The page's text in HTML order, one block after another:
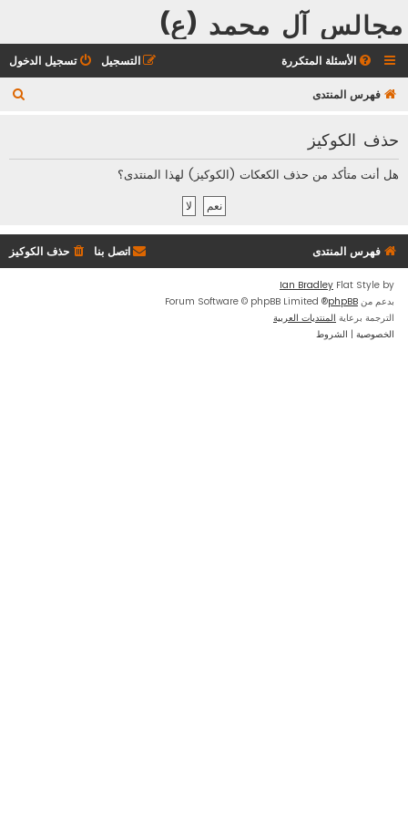
مجالس آل محمد (ع)
الأسئلة المتكررة تسجيل الدخول التسجيل
فهرس المنتدى
حذف الكوكيز
هل أنت متأكد من حذف الكعكات (الكوكيز) لهذا المنتدى؟
فهرس المنتدى حذف الكوكيز اتصل بنا
Flat Style by
Ian Bradley
بدعم من phpBB
® Forum Software © phpBB Limited
الترجمة برعاية المنتديات العربية
الخصوصية | الشروط